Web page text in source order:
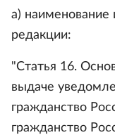
а)
редакции:
"Статья 16.
выдаче
гражданство
гражданство